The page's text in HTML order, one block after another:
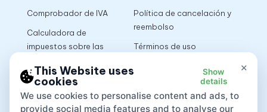
Comprobador de IVA
Calculadora de
impuestos sobre las
Política de cancelación y
reembolso
Términos de uso
×
This Website uses
cookies
Show
details
We use cookies to personalise content and ads, to
provide social media features and to analyse our